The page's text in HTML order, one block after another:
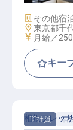
施設業態
その他宿
勤務地
東京都千
給与
月給／
キー
正社員 宿
相鉄フレッ